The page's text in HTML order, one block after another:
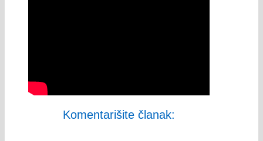
Komentarišite članak: